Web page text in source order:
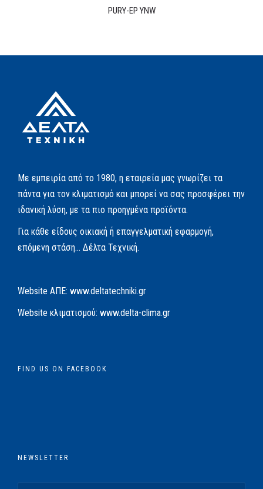
PURY-EP YNW
Με εμπειρία από το 1980, η εταιρεία μας γνωρίζει τα
πάντα για τον κλιματισμό και μπορεί να σας προσφέρει την
ιδανική λύση, με τα πιο προηγμένα προϊόντα.
Για κάθε είδους οικιακή ή επαγγελματική εφαρμογή,
επόμενη στάση… Δέλτα Τεχνική.
Website AΠΕ: www.deltatechniki.gr
Website κλιματισμού: www.delta-clima.gr
FIND US ON FACEBOOK
NEWSLETTER